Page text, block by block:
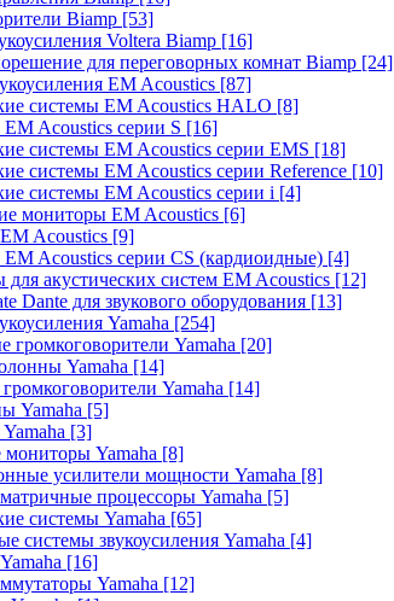
Biamp [53]
Voltera Biamp [16]
для переговорных комнат Biamp [24]
EM Acoustics [87]
системы EM Acoustics HALO [8]
Acoustics серии S [16]
системы EM Acoustics серии EMS [18]
системы EM Acoustics серии Reference [10]
системы EM Acoustics серии i [4]
мониторы EM Acoustics [6]
Acoustics [9]
Acoustics серии CS (кардиоидные) [4]
для акустических систем EM Acoustics [12]
Dante для звукового оборудования [13]
Yamaha [254]
громкоговорители Yamaha [20]
Yamaha [14]
Yamaha [14]
Yamaha [5]
[3]
Yamaha [8]
усилители мощности Yamaha [8]
процессоры Yamaha [5]
системы Yamaha [65]
системы звукоусиления Yamaha [4]
[16]
Yamaha [12]